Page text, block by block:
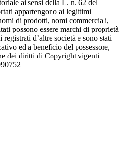
ai sensi della L. n. 62 del
appartengono ai legittimi
di prodotti, nomi commerciali,
possono essere marchi di proprietà
d’altre società e sono stati
ed a beneficio del possessore,
dei diritti di Copyright vigenti.